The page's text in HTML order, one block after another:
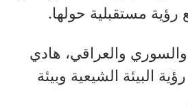
مستقبلية حولها.
والسوري والعراقي، هادي
البيئة الشيعية وبيئة